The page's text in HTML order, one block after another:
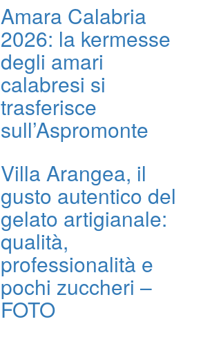
Amara Calabria
2026: la kermesse
degli amari
calabresi si
trasferisce
sull’Aspromonte
Villa Arangea, il
gusto autentico del
gelato artigianale:
qualità,
professionalità e
pochi zuccheri –
FOTO